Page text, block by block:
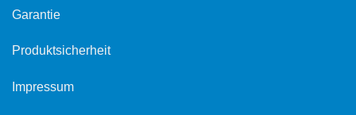
Garantie
Produktsicherheit
Impressum